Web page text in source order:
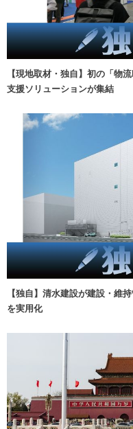
【現地取材・独自】初の「物
支援ソリューションが集結
【独自】清水建設が建設・維
を実用化